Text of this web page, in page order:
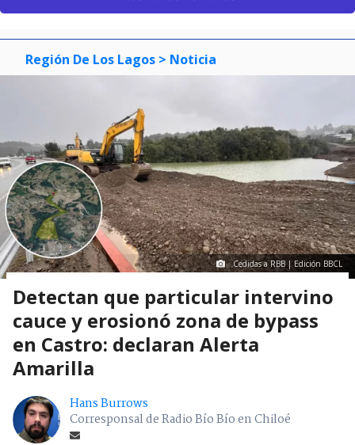
Región De Los Lagos > Noticia
Cedidas a RBB | Edición BBCL
Detectan que particular intervino
cauce y erosionó zona de bypass
en Castro: declaran Alerta
Amarilla
Hans Burrows
Corresponsal de Radio Bío Bío en Chiloé